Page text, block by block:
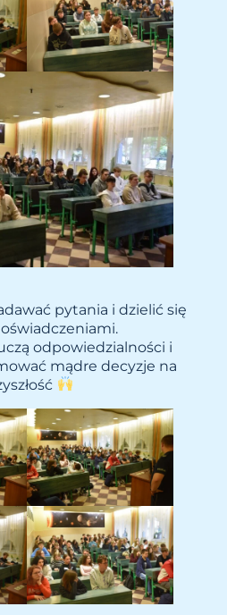
pytania i dzielić się
odpowiedzialności i
mądre decyzje na